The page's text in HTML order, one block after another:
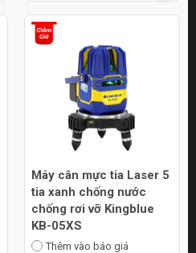
Máy cân mực tia Laser 5
tia xanh chống nước
chống rơi vỡ Kingblue
KB-05XS
Thêm vào báo giá